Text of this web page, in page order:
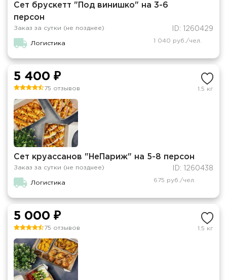
Сет брускетт "Под винишко" на 3-6
персон
Заказ за сутки (не позднее) ID: 1260429
Логистика 1 040 руб./чел.
5 400 ₽
75 отзывов 1.5 кг
Сет круассанов "НеПариж" на 5-8 персон
Заказ за сутки (не позднее) ID: 1260438
Логистика 675 руб./чел.
5 000 ₽
75 отзывов 1.5 кг